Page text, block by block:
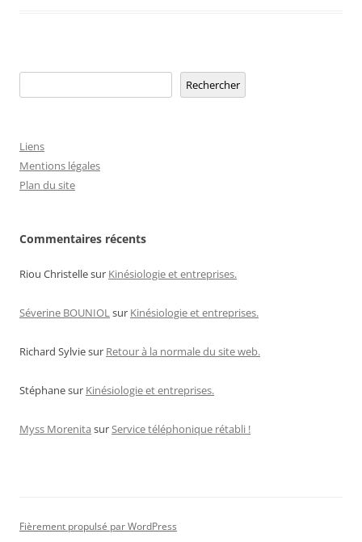
Rechercher
Liens
Mentions légales
Plan du site
Commentaires récents
Riou Christellesur Kinésiologie et entreprises.
Séverine BOUNIOLsur Kinésiologie et entreprises.
Richard Sylviesur Retour à la normale du site web.
Stéphanesur Kinésiologie et entreprises.
Myss Morenita surService téléphonique rétabli !
Fièrement propulsé par WordPress